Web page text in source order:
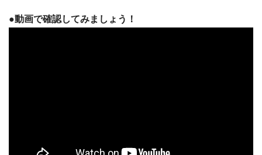
●動画で確認してみましょう！